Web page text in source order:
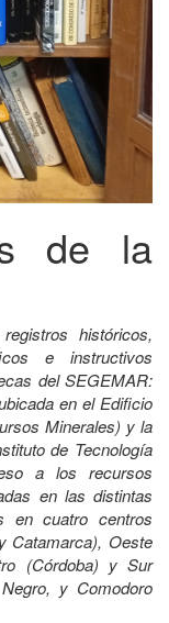
de la
históricos,
e instructivos
del SEGEMAR:
en el Edificio
Minerales) y la
de Tecnología
a los recursos
en las distintas
en cuatro centros
Catamarca), Oeste
(Córdoba) y Sur
y Comodoro